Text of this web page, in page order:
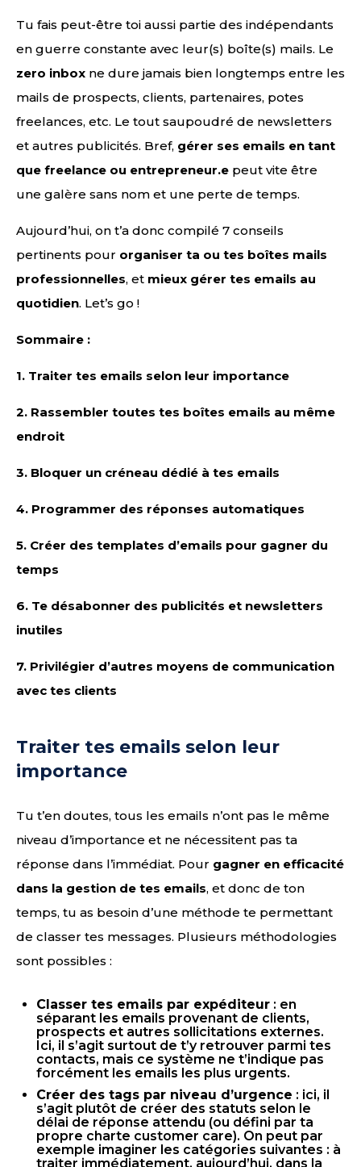
Tu fais peut-être toi aussi partie des indépendants
en guerre constante avec leur(s) boîte(s) mails. Le
zero inbox ne dure jamais bien longtemps entre les
mails de prospects, clients, partenaires, potes
freelances, etc. Le tout saupoudré de newsletters
et autres publicités. Bref, gérer ses emails en tant
que freelance ou entrepreneur.e peut vite être
une galère sans nom et une perte de temps.
Aujourd’hui, on t’a donc compilé 7 conseils
pertinents pour organiser ta ou tes boîtes mails
professionnelles, et mieux gérer tes emails au
quotidien. Let’s go !
Sommaire :
1. Traiter tes emails selon leur importance
2. Rassembler toutes tes boîtes emails au même
endroit
3. Bloquer un créneau dédié à tes emails
4. Programmer des réponses automatiques
5. Créer des templates d’emails pour gagner du
temps
6. Te désabonner des publicités et newsletters
inutiles
7. Privilégier d’autres moyens de communication
avec tes clients
Traiter tes emails selon leur
importance
Tu t’en doutes, tous les emails n’ont pas le même
niveau d’importance et ne nécessitent pas ta
réponse dans l’immédiat. Pour gagner en efficacité
dans la gestion de tes emails, et donc de ton
temps, tu as besoin d’une méthode te permettant
de classer tes messages. Plusieurs méthodologies
sont possibles :
Classer tes emails par expéditeur : en
séparant les emails provenant de clients,
prospects et autres sollicitations externes.
Ici, il s’agit surtout de t’y retrouver parmi tes
contacts, mais ce système ne t’indique pas
forcément les emails les plus urgents.
Créer des tags par niveau d’urgence : ici, il
s’agit plutôt de créer des statuts selon le
délai de réponse attendu (ou défini par ta
propre charte customer care). On peut par
exemple imaginer les catégories suivantes : à
traiter immédiatement, aujourd’hui, dans la